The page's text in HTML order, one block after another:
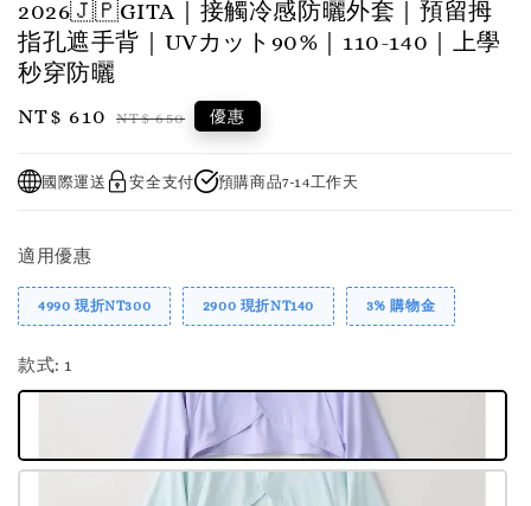
2026🇯🇵GITA｜接觸冷感防曬外套｜預留拇
指孔遮手背｜UVカット90%｜110-140｜上學
秒穿防曬
Sale
NT$ 610 Regular
NT$ 650 優惠
國際運送 安全支付 預購商品7-14工作天
適用優惠
4990 現折NT300 2900 現折NT140 3% 購物金
款式: 1